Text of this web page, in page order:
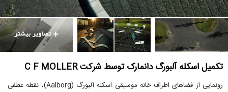
تکمیل اسکله آلبورگ دانمارک توسط شرکت C F MOLLER
رونمایی از فضاهای اطراف خانه موسیقی اسکله آلبورگ (Aalborg)، نقطه عطفی